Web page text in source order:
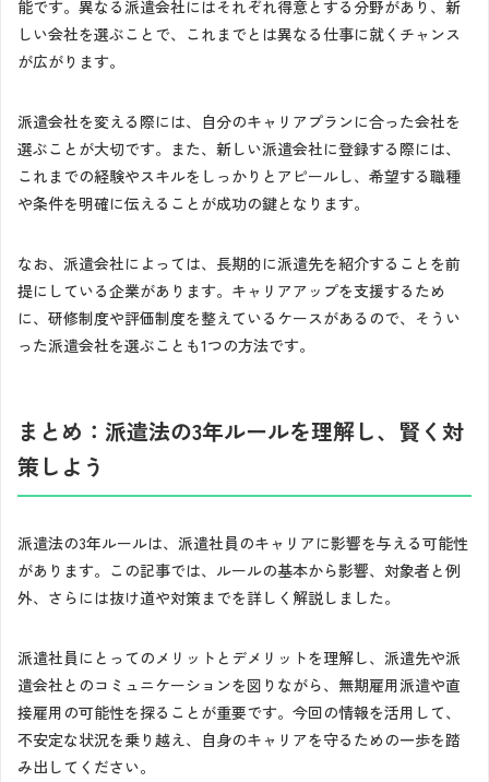
能です。異なる派遣会社にはそれぞれ得意とする分野があり、新
しい会社を選ぶことで、これまでとは異なる仕事に就くチャンス
が広がります。
派遣会社を変える際には、自分のキャリアプランに合った会社を
選ぶことが大切です。また、新しい派遣会社に登録する際には、
これまでの経験やスキルをしっかりとアピールし、希望する職種
や条件を明確に伝えることが成功の鍵となります。
なお、派遣会社によっては、長期的に派遣先を紹介することを前
提にしている企業があります。キャリアアップを支援するため
に、研修制度や評価制度を整えているケースがあるので、そうい
った派遣会社を選ぶことも1つの方法です。
まとめ：派遣法の3年ルールを理解し、賢く対
策しよう
派遣法の3年ルールは、派遣社員のキャリアに影響を与える可能性
があります。この記事では、ルールの基本から影響、対象者と例
外、さらには抜け道や対策までを詳しく解説しました。
派遣社員にとってのメリットとデメリットを理解し、派遣先や派
遣会社とのコミュニケーションを図りながら、無期雇用派遣や直
接雇用の可能性を探ることが重要です。今回の情報を活用して、
不安定な状況を乗り越え、自身のキャリアを守るための一歩を踏
み出してください。